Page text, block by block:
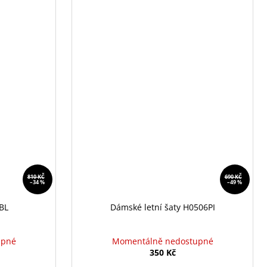
810 KČ
–34 %
690 KČ
–49 %
Dámské letní šaty H0506PI
Momentálně nedostupné
350 Kč